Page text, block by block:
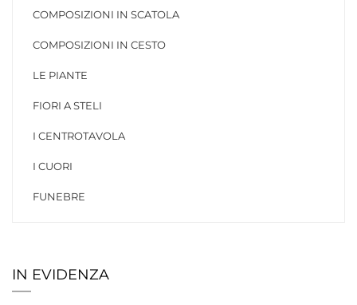
COMPOSIZIONI IN SCATOLA
COMPOSIZIONI IN CESTO
LE PIANTE
FIORI A STELI
I CENTROTAVOLA
I CUORI
FUNEBRE
IN EVIDENZA